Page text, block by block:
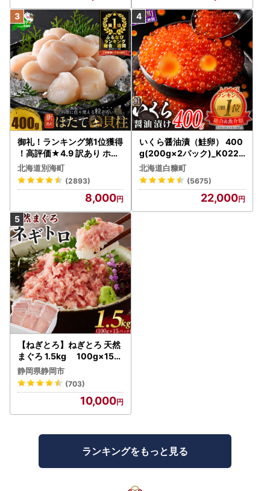
御礼！ランキング第1位獲得
！高評価★4.9 訳あり ホタ
テ 400g（ほたて 帆立 貝柱
冷凍 ）
北海道別海町
(2893)
8,000
いくら醤油漬（鮭卵） 400
g(200g×2パック)_K022-
1676
北海道白糠町
(5675)
22,000
【ねぎとろ】ねぎとろ 天然
まぐろ 1.5kg 100g×15パ
ック
静岡県静岡市
(703)
10,000
ランキングをもっと見る